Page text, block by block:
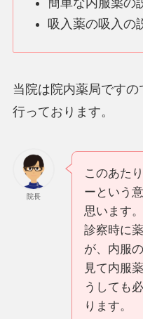
吸入薬の吸入の
当院は院内薬局です
行っております。
院長
このあた
ーという
思います。
診察時に
が、内服
見て内服
うしても
ります。